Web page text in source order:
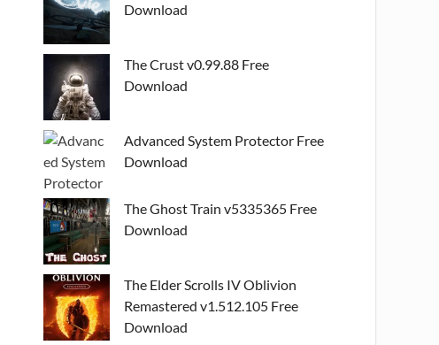
Download
The Crust v0.99.88 Free
Download
Advanced System Protector Free
Download
The Ghost Train v5335365 Free
Download
The Elder Scrolls IV Oblivion
Remastered v1.512.105 Free
Download